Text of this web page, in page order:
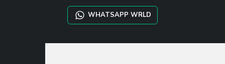
WHATSAPP WRLD